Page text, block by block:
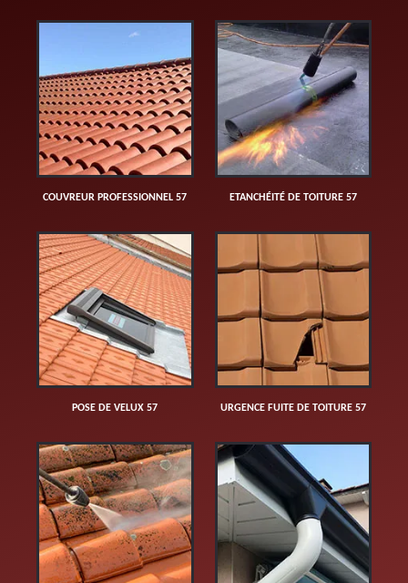
COUVREUR PROFESSIONNEL 57 ETANCHÉITÉ DE TOITURE 57
POSE DE VELUX 57 URGENCE FUITE DE TOITURE 57